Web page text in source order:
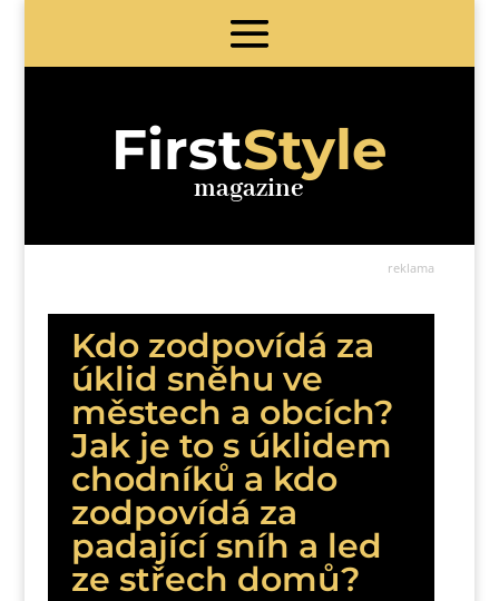
FirstStyle
magazine
reklama
Kdo zodpovídá za
úklid sněhu ve
městech a obcích?
Jak je to s úklidem
chodníků a kdo
zodpovídá za
padající sníh a led
ze střech domů?